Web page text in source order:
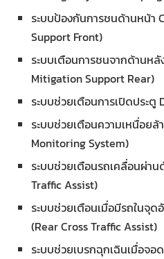
ระบบป้องกันการชนด้านหน้า
Support Front)
ระบบเตือนการชนจากด้านหลั
Mitigation Support Rear)
ระบบช่วยเตือนการเปิดประตู
ระบบช่วยเตือนความเหนื่อย
Monitoring System)
ระบบช่วยเตือนรถเคลื่อนผ่าน
Traffic Assist)
ระบบช่วยเตือนเมื่อมีรถในจุ
(Rear Cross Traffic Assist)
ระบบช่วยเบรกฉุกเฉินเมื่อจอ